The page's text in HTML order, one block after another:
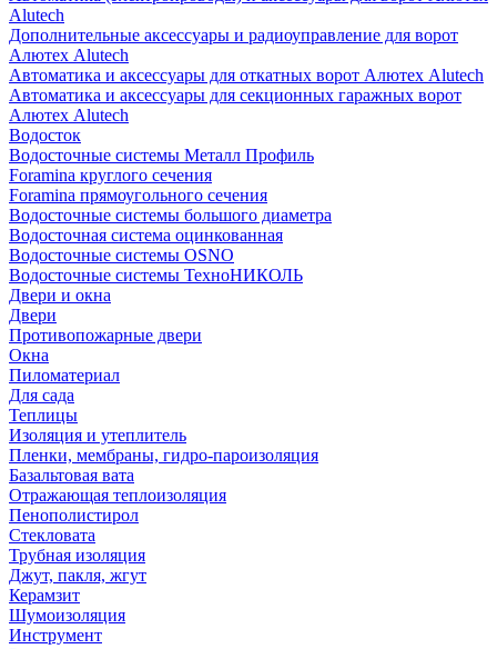
Alutech
Дополнительные аксессуары и радиоуправление для ворот
Алютех Alutech
Автоматика и аксессуары для откатных ворот Алютех Alutech
Автоматика и аксессуары для секционных гаражных ворот
Алютех Alutech
Водосток
Водосточные системы Металл Профиль
Foramina круглого сечения
Foramina прямоугольного сечения
Водосточные системы большого диаметра
Водосточная система оцинкованная
Водосточные системы OSNO
Водосточные системы ТехноНИКОЛЬ
Двери и окна
Двери
Противопожарные двери
Окна
Пиломатериал
Для сада
Теплицы
Изоляция и утеплитель
Пленки, мембраны, гидро-пароизоляция
Базальтовая вата
Отражающая теплоизоляция
Пенополистирол
Стекловата
Трубная изоляция
Джут, пакля, жгут
Керамзит
Шумоизоляция
Инструмент